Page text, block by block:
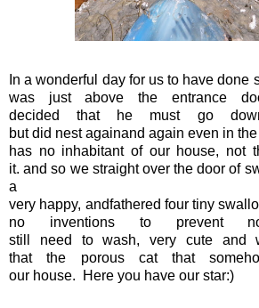
In a wonderful day for us to have done
was
just above the entrance
decided
that he must go
but did nest againand again even in
has no inhabitant of our house, not
it. and so we straight over the door of
a
very happy, andfathered four tiny
no
inventions to prevent
still
need to wash, very cute and
that
the porous cat that
our house. Here you have our star:)